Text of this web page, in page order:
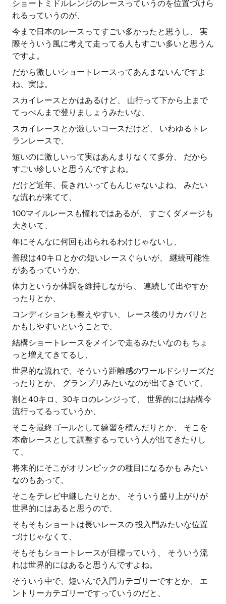
ショートミドルレンジのレースっていうのを位置づけら
れるっていうのが、
今まで日本のレースってすごい多かったと思うし、 実
際そういう風に考えて走ってる人もすごい多いと思うん
ですよ。
だから激しいショートレースってあんまないんですよ
ね、実は。
スカイレースとかはあるけど、 山行って下から上まで
てっぺんまで登りましょうみたいな、
スカイレースとか激しいコースだけど、 いわゆるトレ
ランレースで、
短いのに激しいって実はあんまりなくて多分、 だから
すごい珍しいと思うんですよね。
だけど近年、長きれいってもんじゃないよね、 みたい
な流れが来てて、
100マイルレースも憧れではあるが、 すごくダメージも
大きいて、
年にそんなに何回も出られるわけじゃないし、
普段は40キロとかの短いレースぐらいが、 継続可能性
があるっていうか、
体力というか体調を維持しながら、 連続して出やすか
ったりとか、
コンディションも整えやすい、 レース後のリカバリと
かもしやすいということで、
結構ショートレースをメインで走るみたいなのも ちょ
っと増えてきてるし、
世界的な流れで、そういう距離感のワールドシリーズだ
ったりとか、 グランプリみたいなのが出てきていて、
割と40キロ、30キロのレンジって、 世界的には結構今
流行ってるっていうか、
そこを最終ゴールとして練習を積んだりとか、 そこを
本命レースとして調整するっていう人が出てきたりし
て、
将来的にそこがオリンピックの種目になるかも みたい
なのもあって、
そこをテレビ中継したりとか、 そういう盛り上がりが
世界的にはあると思うので、
そもそもショートは長いレースの 投入門みたいな位置
づけじゃなくて、
そもそもショートレースが目標っていう、 そういう流
れは世界的にはあると思うんですよね。
そういう中で、短いんで入門カテゴリーですとか、 エ
ントリーカテゴリーですっていうのだと、